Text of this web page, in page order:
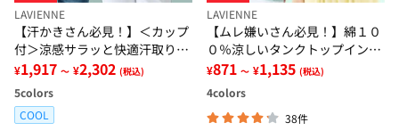
LAVIENNE
【汗かきさん必見！】＜カップ
付＞涼感サラッと快適汗取りタ
ンクトップインナー＜さらりラ
ボ＞
¥1,917 ～ ¥2,302 (税込)
5colors
COOL
LAVIENNE
【ムレ嫌いさん必見！】綿１０
０％涼しいタンクトップインナ
ー＜さらりラボ＞
¥871 ～ ¥1,135 (税込)
4colors
38件